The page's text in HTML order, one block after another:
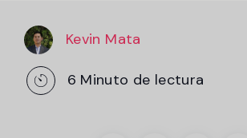
Ayuda
Español
Kevin Mata
6 Minuto de lectura